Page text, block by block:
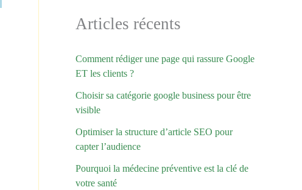
Articles récents
Comment rédiger une page qui rassure Google
ET les clients ?
Choisir sa catégorie google business pour être
visible
Optimiser la structure d’article SEO pour
capter l’audience
Pourquoi la médecine préventive est la clé de
votre santé